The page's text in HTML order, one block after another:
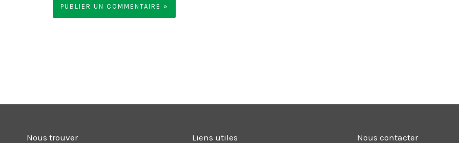
Nous trouver Liens utiles Nous contacter